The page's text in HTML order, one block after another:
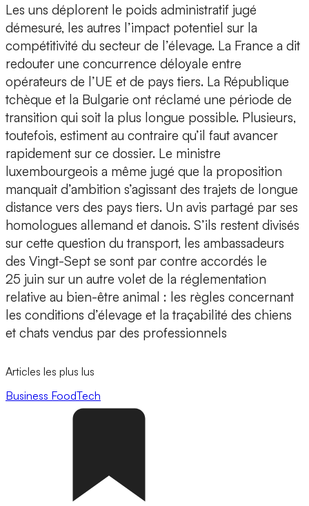
Les uns déplorent le poids administratif jugé
démesuré, les autres l’impact potentiel sur la
compétitivité du secteur de l’élevage. La France a dit
redouter une concurrence déloyale entre
opérateurs de l’UE et de pays tiers. La République
tchèque et la Bulgarie ont réclamé une période de
transition qui soit la plus longue possible. Plusieurs,
toutefois, estiment au contraire qu’il faut avancer
rapidement sur ce dossier. Le ministre
luxembourgeois a même jugé que la proposition
manquait d’ambition s’agissant des trajets de longue
distance vers des pays tiers. Un avis partagé par ses
homologues allemand et danois. S’ils restent divisés
sur cette question du transport, les ambassadeurs
des Vingt-Sept se sont par contre accordés le
25 juin sur un autre volet de la réglementation
relative au bien-être animal : les règles concernant
les conditions d’élevage et la traçabilité des chiens
et chats vendus par des professionnels
Articles les plus lus
Business FoodTech